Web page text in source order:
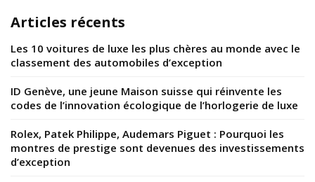
Articles récents
Les 10 voitures de luxe les plus chères au monde avec le
classement des automobiles d’exception
ID Genève, une jeune Maison suisse qui réinvente les
codes de l’innovation écologique de l’horlogerie de luxe
Rolex, Patek Philippe, Audemars Piguet : Pourquoi les
montres de prestige sont devenues des investissements
d’exception